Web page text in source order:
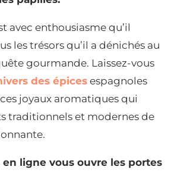
avec enthousiasme qu’il
les trésors qu’il a dénichés au
gourmande. Laissez-vous
des épicesespagnoles
joyaux aromatiques qui
traditionnels et modernes de
ligne vous ouvre les portes